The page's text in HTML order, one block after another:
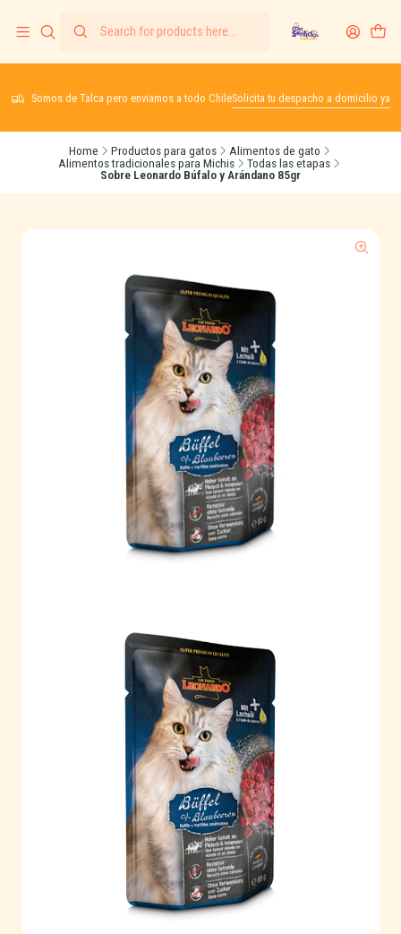
Somos de Talca pero enviamos a todo ChileSolicita tu despacho a domicilio ya
Home Productos para gatos
Alimentos de gato
Alimentos tradicionales para Michis
Todas las etapas
Sobre Leonardo Búfalo y Arándano 85gr